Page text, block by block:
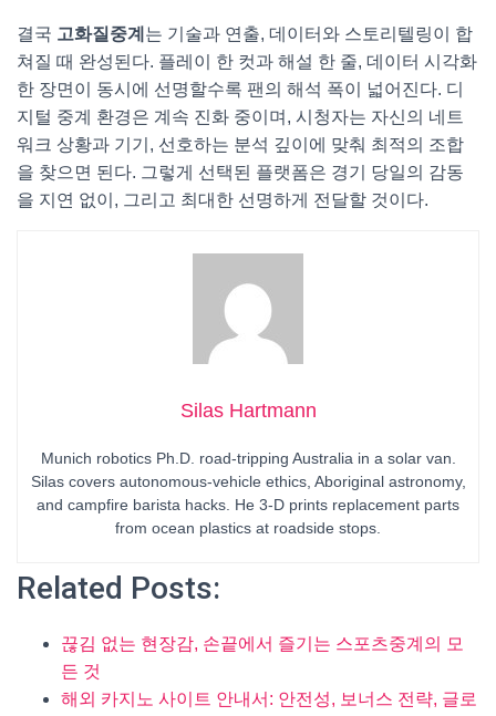
결국 고화질중계 는 기술과 연출, 데이터와 스토리텔링이 합
쳐질 때 완성된다. 플레이 한 컷과 해설 한 줄, 데이터 시각화
한 장면이 동시에 선명할수록 팬의 해석 폭이 넓어진다. 디
지털 중계 환경은 계속 진화 중이며, 시청자는 자신의 네트
워크 상황과 기기, 선호하는 분석 깊이에 맞춰 최적의 조합
을 찾으면 된다. 그렇게 선택된 플랫폼은 경기 당일의 감동
을 지연 없이, 그리고 최대한 선명하게 전달할 것이다.
Silas Hartmann
Munich robotics Ph.D. road-tripping Australia in a solar van.
Silas covers autonomous-vehicle ethics, Aboriginal astronomy,
and campfire barista hacks. He 3-D prints replacement parts
from ocean plastics at roadside stops.
Related Posts:
끊김 없는 현장감, 손끝에서 즐기는 스포츠중계의 모
든 것
해외 카지노 사이트 안내서: 안전성, 보너스 전략, 글로